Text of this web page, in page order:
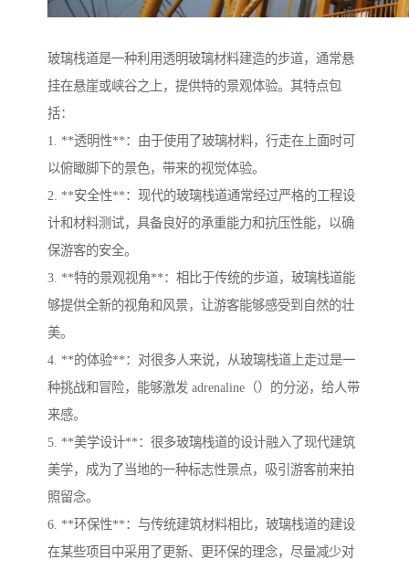
玻璃栈道是一种利用透明玻璃材料建造的步道，通常悬
挂在悬崖或峡谷之上，提供特的景观体验。其特点包
括：
1. **透明性**：由于使用了玻璃材料，行走在上面时可
以俯瞰脚下的景色，带来的视觉体验。
2. **安全性**：现代的玻璃栈道通常经过严格的工程设
计和材料测试，具备良好的承重能力和抗压性能，以确
保游客的安全。
3. **特的景观视角**：相比于传统的步道，玻璃栈道能
够提供全新的视角和风景，让游客能够感受到自然的壮
美。
4. **的体验**：对很多人来说，从玻璃栈道上走过是一
种挑战和冒险，能够激发 adrenaline（）的分泌，给人带
来感。
5. **美学设计**：很多玻璃栈道的设计融入了现代建筑
美学，成为了当地的一种标志性景点，吸引游客前来拍
照留念。
6. **环保性**：与传统建筑材料相比，玻璃栈道的建设
在某些项目中采用了更新、更环保的理念，尽量减少对